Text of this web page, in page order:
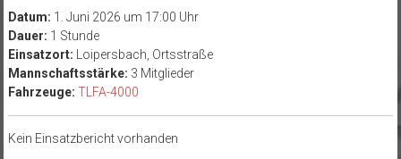
Datum: 1. Juni 2026 um 17:00 Uhr
Dauer: 1 Stunde
Einsatzort: Loipersbach, Ortsstraße
Mannschaftsstärke: 3 Mitglieder
Fahrzeuge: TLFA-4000
Kein Einsatzbericht vorhanden